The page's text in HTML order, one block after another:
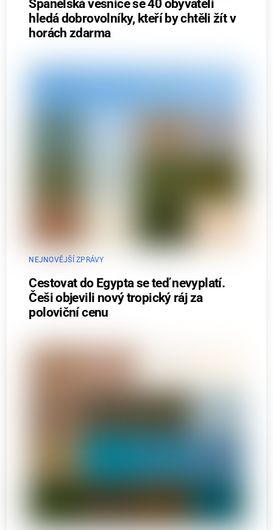
Španělská vesnice se 40 obyvateli
hledá dobrovolníky, kteří by chtěli žít v
horách zdarma
NEJNOVĚJŠÍ ZPRÁVY
Cestovat do Egypta se teď nevyplatí.
Češi objevili nový tropický ráj za
poloviční cenu